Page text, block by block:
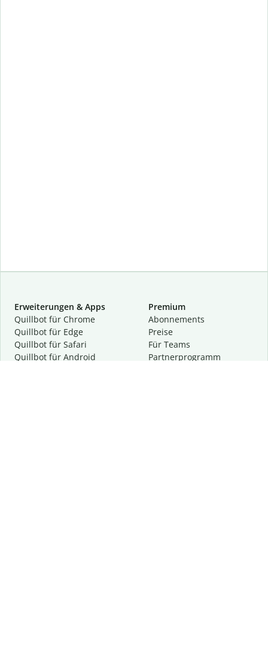
Erweiterungen & Apps
Quillbot für Chrome
Quillbot für Edge
Quillbot für Safari
Quillbot für Android
Premium
Abon­ne­ments
Preise
Für Teams
Partnerprogramm